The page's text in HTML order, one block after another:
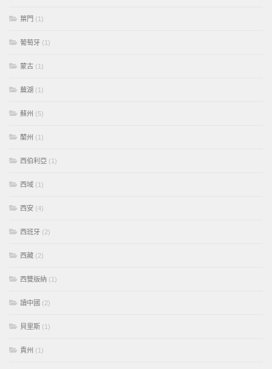
葉門 (1)
葡萄牙 (1)
蒙古 (1)
蕪湖 (1)
蘇州 (5)
蘭州 (1)
西伯利亞 (1)
西域 (1)
西安 (4)
西班牙 (2)
西藏 (2)
西雙版納 (1)
讀中國 (2)
貝里斯 (1)
貴州 (1)